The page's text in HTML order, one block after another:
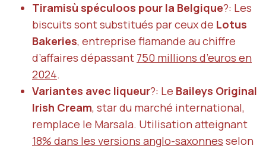
Tiramisù spéculoos pour la Belgique?: Les
biscuits sont substitués par ceux de Lotus
Bakeries, entreprise flamande au chiffre
d’affaires dépassant 750 millions d’euros en
2024.
Variantes avec liqueur?: Le Baileys Original
Irish Cream, star du marché international,
remplace le Marsala. Utilisation atteignant
18% dans les versions anglo-saxonnes selon